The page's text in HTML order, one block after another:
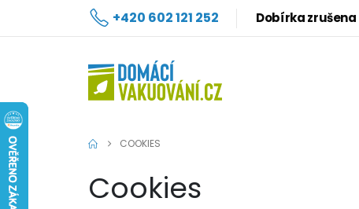
+420 602 121 252 Dobírka zrušena
COOKIES
Cookies